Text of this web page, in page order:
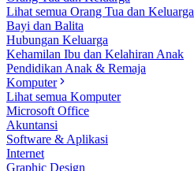
Lihat semua Orang Tua dan Keluarga
Bayi dan Balita
Hubungan Keluarga
Kehamilan Ibu dan Kelahiran Anak
Pendidikan Anak & Remaja
Komputer
Lihat semua Komputer
Microsoft Office
Akuntansi
Software & Aplikasi
Internet
Graphic Design